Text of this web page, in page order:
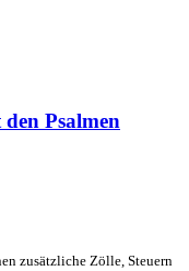
Psalmen
zusätzliche Zölle, Steuern